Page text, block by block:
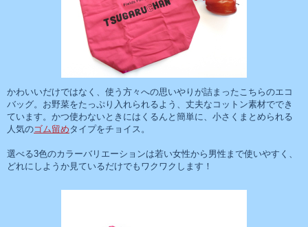
かわいいだけではなく、使う方々への思いやりが詰まったこちらのエコ
バッグ。お野菜をたっぷり入れられるよう、 丈夫なコットン素材ででき
ています。かつ使わないときにはくるんと簡単に、 小さくまとめられる
人気のゴム留め タイプをチョイス。
選べる3色のカラーバリエーションは若い女性から男性まで使いやすく、
どれにしようか見ているだけでもワクワクします！